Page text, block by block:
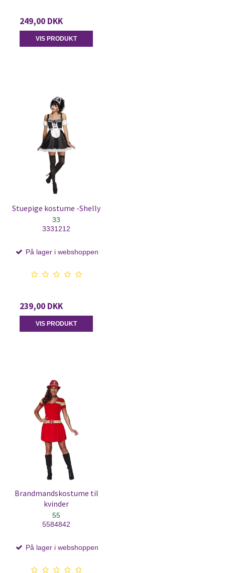
249,00 DKK
VIS PRODUKT
Stuepige kostume -Shelly
33
3331212
På lager i webshoppen
239,00 DKK
VIS PRODUKT
Brandmandskostume til
kvinder
55
5584842
På lager i webshoppen